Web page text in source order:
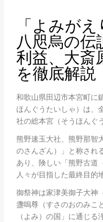
「よみが
八咫烏の伝
利益、大斎
を徹底解説
和歌山県田辺市本宮町に
ほんぐうたいしゃ）は、
社の総本宮（そうほんぐ
熊野速玉大社、熊野那智
のさんざん）」と称され
あり、険しい「熊野古道
人々が目指した最終目的
御祭神は家津美御子大神
盞嗚尊（すさのおのみこ
（よみ）の国」に通じ